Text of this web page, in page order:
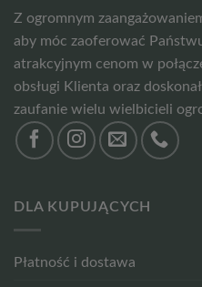
Z ogromnym
aby móc zaoferować
atrakcyjnym cenom w
obsługi Klienta oraz
zaufanie wielu wielbicieli
DLA KUPUJĄCYCH
Płatność i dostawa